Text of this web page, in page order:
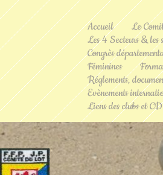
Accueil Le
Les 4 Secteurs & les
Congrès
Féminines
Réglements,
Evènements
Liens des clubs et CD